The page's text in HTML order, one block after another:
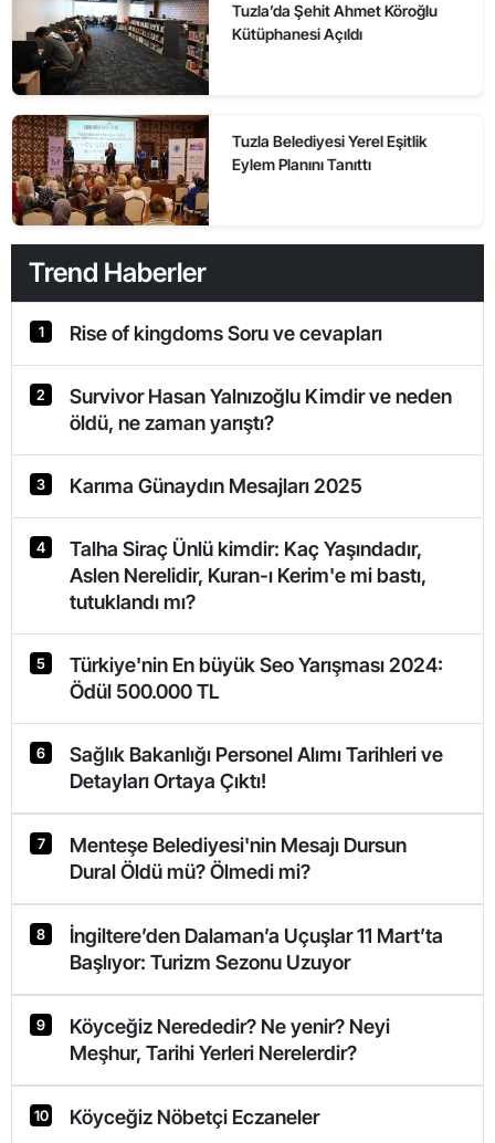
Tuzla’da Şehit Ahmet Köroğlu
Kütüphanesi Açıldı
Tuzla Belediyesi Yerel Eşitlik
Eylem Planını Tanıttı
Trend Haberler
1 Rise of kingdoms Soru ve cevapları
2
Survivor Hasan Yalnızoğlu Kimdir ve neden
öldü, ne zaman yarıştı?
3 Karıma Günaydın Mesajları 2025
4
Talha Siraç Ünlü kimdir: Kaç Yaşındadır,
Aslen Nerelidir, Kuran-ı Kerim'e mi bastı,
tutuklandı mı?
5
Türkiye'nin En büyük Seo Yarışması 2024:
Ödül 500.000 TL
6
Sağlık Bakanlığı Personel Alımı Tarihleri ve
Detayları Ortaya Çıktı!
7
Menteşe Belediyesi'nin Mesajı Dursun
Dural Öldü mü? Ölmedi mi?
8
İngiltere’den Dalaman’a Uçuşlar 11 Mart’ta
Başlıyor: Turizm Sezonu Uzuyor
9
Köyceğiz Nerededir? Ne yenir? Neyi
Meşhur, Tarihi Yerleri Nerelerdir?
10 Köyceğiz Nöbetçi Eczaneler